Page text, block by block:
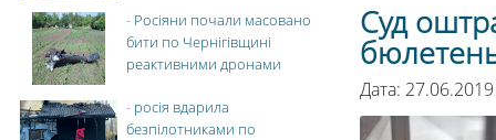
Суд
Дата:
- Росіяни почали масовано
бити по Чернігівщині
реактивними дронами
- росія вдарила
безпілотниками по